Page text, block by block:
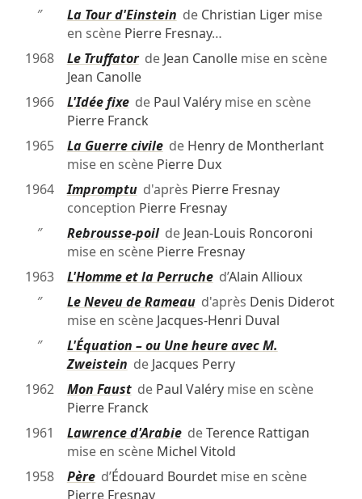
″
La Tour d'Einstein de Christian Ligermise
en scène Pierre Fresnay…
1968
Le Truffatorde Jean Canollemise en scène
Jean Canolle
1966
L'Idée fixede Paul Valérymise en scène
Pierre Franck
1965
La Guerre civilede Henry de Montherlant
mise en scène Pierre Dux
1964
Impromptud'après Pierre Fresnay
conception Pierre Fresnay
″
Rebrousse-poilde Jean-Louis Roncoroni
mise en scène Pierre Fresnay
1963
L'Homme et la Perruched’Alain Allioux
″
Le Neveu de Rameaud'après Denis Diderot
mise en scène Jacques-Henri Duval
″
L'Équation – ou Une heure avec M.
Zweistein de Jacques Perry
1962
Mon Faustde Paul Valérymise en scène
Pierre Franck
1961
Lawrence d'ArabiedeTerence Rattigan
mise en scène Michel Vitold
1958
Pèred’Édouard Bourdetmise en scène
Pierre Fresnay